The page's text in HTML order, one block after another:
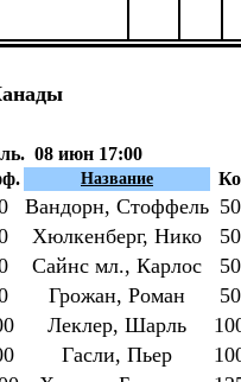
08 июн 17:00
Название
Вандорн, Стоффель
Хюлкенберг, Нико
Сайнс мл., Карлос
Грожан, Роман
Леклер, Шарль
Гасли, Пьер